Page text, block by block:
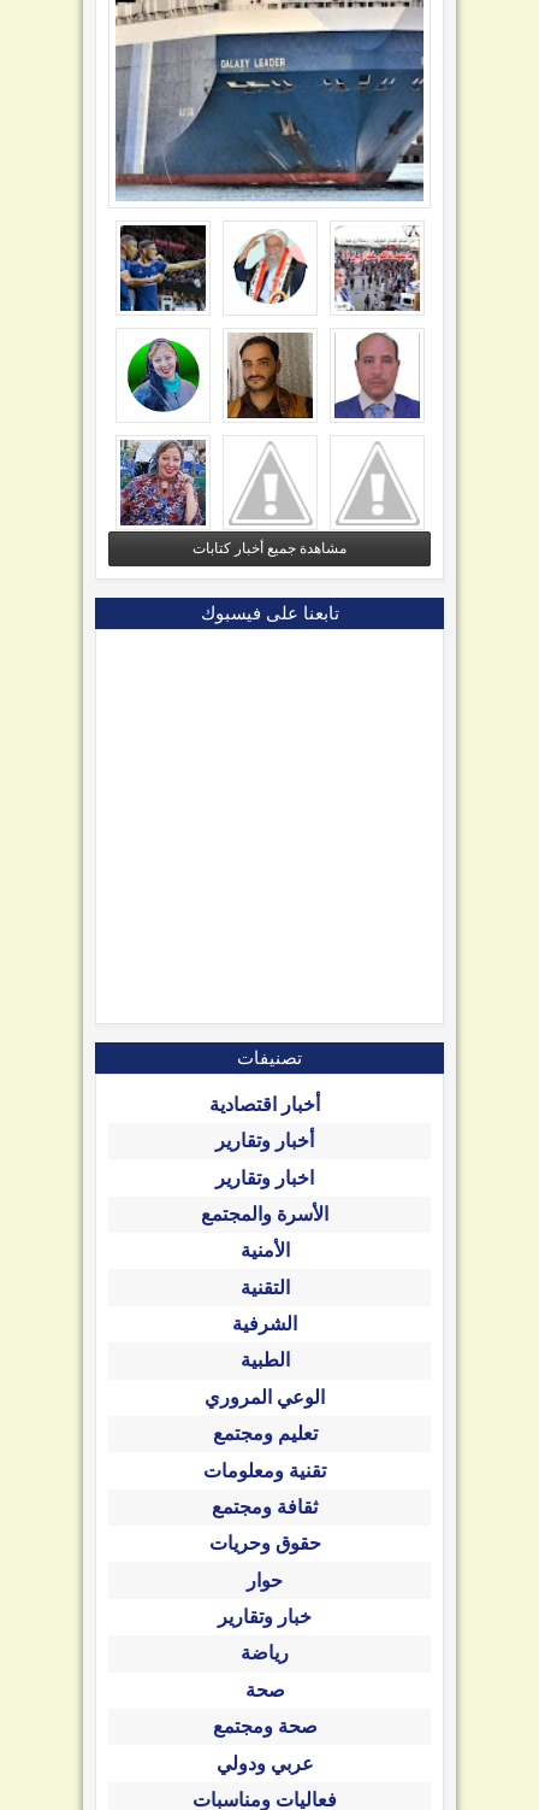
مشاهدة جميع أخبار كتابات
تابعنا على فيسبوك
تصنيفات
أخبار اقتصادية
أخبار وتقارير
اخبار وتقارير
الأسرة والمجتمع
الأمنية
التقنية
الشرفية
الطبية
الوعي المروري
تعليم ومجتمع
تقنية ومعلومات
ثقافة ومجتمع
حقوق وحريات
حوار
خبار وتقارير
رياضة
صحة
صحة ومجتمع
عربي ودولي
فعاليات ومناسبات